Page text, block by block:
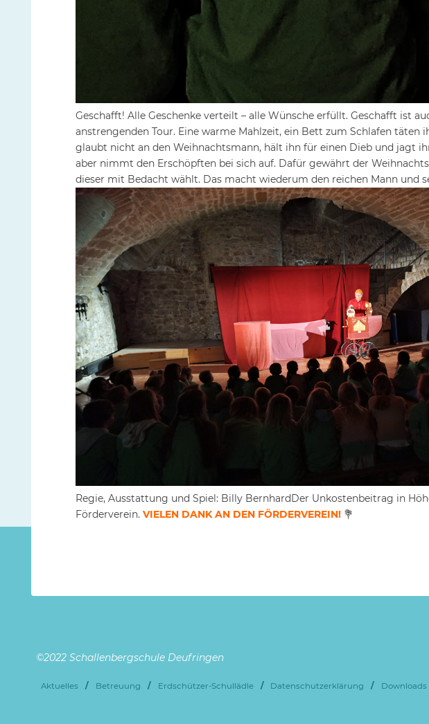
Geschafft! Alle Geschenke verteilt – alle Wünsche erfüllt. Geschafft ist
anstrengenden Tour. Eine warme Mahlzeit, ein Bett zum Schlafen täten
glaubt nicht an den Weihnachtsmann, hält ihn für einen Dieb und jagt
aber nimmt den Erschöpften bei sich auf. Dafür gewährt der
dieser mit Bedacht wählt. Das macht wiederum den reichen Mann und
Regie, Ausstattung und Spiel: Billy BernhardDer Unkostenbeitrag in
Förderverein. VIELEN DANK AN DEN FÖRDERVEREIN!💐
©2022 Schallenbergschule Deufringen
Aktuelles / Betreuung / Erdschützer-Schullädle / Datenschutzerklärung / Downloads